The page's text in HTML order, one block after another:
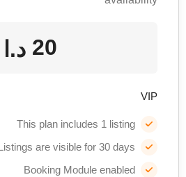
20 د.ا
VIP
This plan includes 1 listing
are visible for 30 days
Booking Module enabled